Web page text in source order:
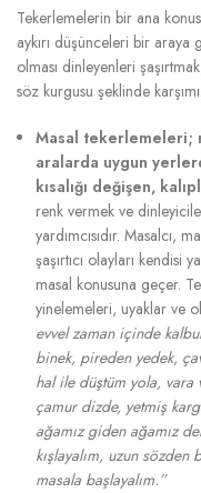
Tekerlemelerin bir ana
aykırı düşünceleri bir araya
olması dinleyenleri
söz kurgusu şeklinde
Masal tekerlemeleri;
aralarda uygun
kısalığı değişen,
renk vermek ve
yardımcısıdır. Masalcı,
şaşırtıcı olayları kendisi
masal konusuna geçer.
yinelemeleri, uyaklar ve
evvel zaman içinde
binek, pireden yedek,
hal ile düştüm yola, vara
çamur dizde, yetmiş
ağamız giden ağamız
kışlayalım, uzun
masala başlayalım.”